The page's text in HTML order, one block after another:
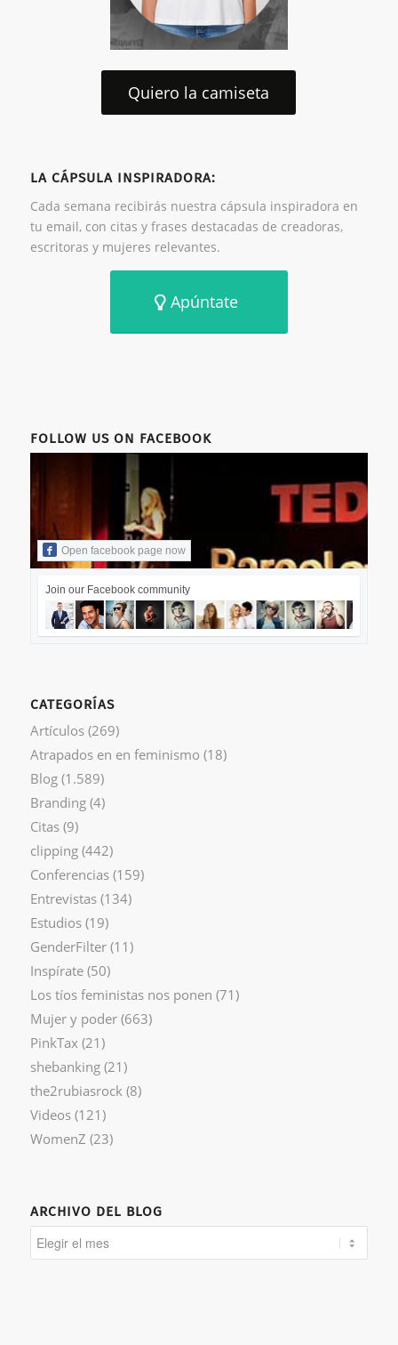
Quiero la camiseta
LA CÁPSULA INSPIRADORA:
Cada semana recibirás nuestra cápsula inspiradora en
tu email, con citas y frases destacadas de creadoras,
escritoras y mujeres relevantes.
Apúntate
FOLLOW US ON FACEBOOK
Open facebook page now
Join our Facebook community
CATEGORÍAS
Artículos(269)
Atrapados en en feminismo (18)
Blog(1.589)
Branding(4)
Citas(9)
clipping(442)
Conferencias(159)
Entrevistas(134)
Estudios(19)
GenderFilter(11)
Inspírate(50)
Los tíos feministas nos ponen (71)
Mujer y poder(663)
PinkTax (21)
shebanking(21)
the2rubiasrock (8)
Videos(121)
WomenZ (23)
ARCHIVO DEL BLOG